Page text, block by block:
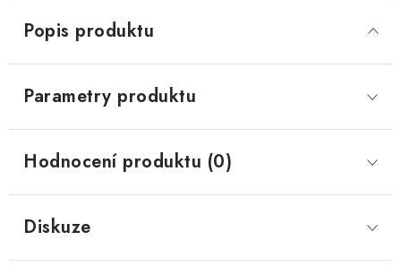
Popis produktu
Parametry produktu
Hodnocení produktu (0)
Diskuze